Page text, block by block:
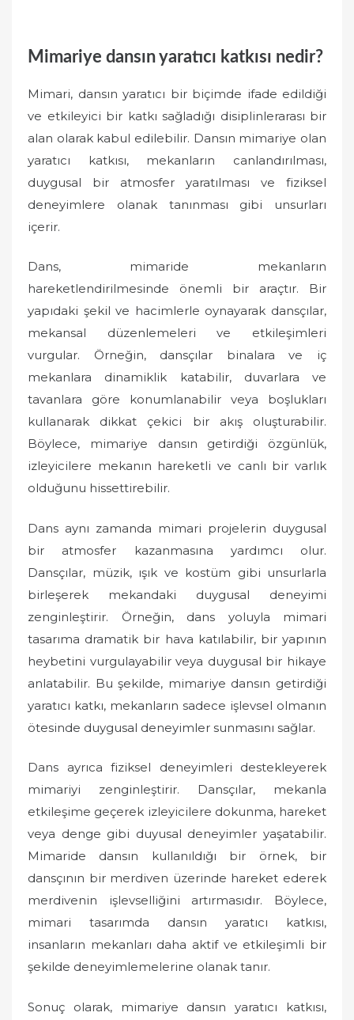
Mimariye dansın yaratıcı katkısı nedir?
Mimari, dansın yaratıcı bir biçimde ifade edildiği
ve etkileyici bir katkı sağladığı disiplinlerarası bir
alan olarak kabul edilebilir. Dansın mimariye olan
yaratıcı katkısı, mekanların canlandırılması,
duygusal bir atmosfer yaratılması ve fiziksel
deneyimlere olanak tanınması gibi unsurları
içerir.
Dans, mimaride mekanların
hareketlendirilmesinde önemli bir araçtır. Bir
yapıdaki şekil ve hacimlerle oynayarak dansçılar,
mekansal düzenlemeleri ve etkileşimleri
vurgular. Örneğin, dansçılar binalara ve iç
mekanlara dinamiklik katabilir, duvarlara ve
tavanlara göre konumlanabilir veya boşlukları
kullanarak dikkat çekici bir akış oluşturabilir.
Böylece, mimariye dansın getirdiği özgünlük,
izleyicilere mekanın hareketli ve canlı bir varlık
olduğunu hissettirebilir.
Dans aynı zamanda mimari projelerin duygusal
bir atmosfer kazanmasına yardımcı olur.
Dansçılar, müzik, ışık ve kostüm gibi unsurlarla
birleşerek mekandaki duygusal deneyimi
zenginleştirir. Örneğin, dans yoluyla mimari
tasarıma dramatik bir hava katılabilir, bir yapının
heybetini vurgulayabilir veya duygusal bir hikaye
anlatabilir. Bu şekilde, mimariye dansın getirdiği
yaratıcı katkı, mekanların sadece işlevsel olmanın
ötesinde duygusal deneyimler sunmasını sağlar.
Dans ayrıca fiziksel deneyimleri destekleyerek
mimariyi zenginleştirir. Dansçılar, mekanla
etkileşime geçerek izleyicilere dokunma, hareket
veya denge gibi duyusal deneyimler yaşatabilir.
Mimaride dansın kullanıldığı bir örnek, bir
dansçının bir merdiven üzerinde hareket ederek
merdivenin işlevselliğini artırmasıdır. Böylece,
mimari tasarımda dansın yaratıcı katkısı,
insanların mekanları daha aktif ve etkileşimli bir
şekilde deneyimlemelerine olanak tanır.
Sonuç olarak, mimariye dansın yaratıcı katkısı,